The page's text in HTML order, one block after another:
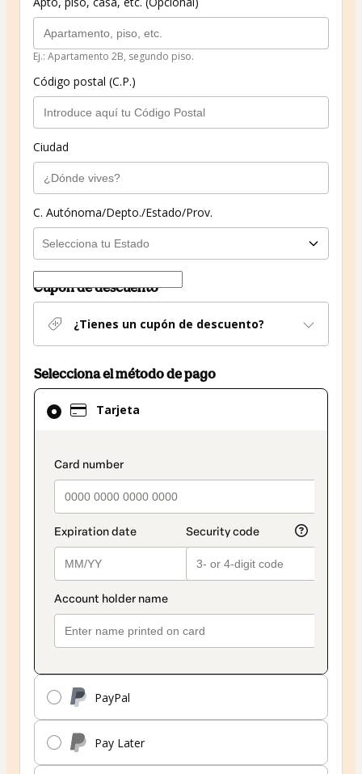
Ej.: Apartamento 2B, segundo piso.
Código postal (C.P.)
Ciudad
C. Autónoma/Depto./Estado/Prov.
Cupón de descuento
¿Tienes un cupón de descuento?
Selecciona el método de pago
Tarjeta
payment_data.section_title_v2
PayPal
Pay Later
El
método
seleccionado
Tarjeta